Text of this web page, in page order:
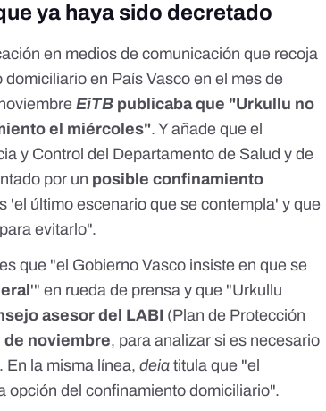
ya haya sido decretado
en medios de comunicación que recoja
en País Vasco en el mes de
EiTB publicaba que "Urkullu no
el miércoles". Y añade que el
y Control del Departamento de Salud y de
por un posible confinamiento
'el último escenario que se contempla' y que
evitarlo".
que "el Gobierno Vasco insiste en que se
'" en rueda de prensa y que "Urkullu
asesor del LABI (Plan de Protección
de noviembre, para analizar si es necesario
En la misma línea,deia titula que "el
opción del confinamiento domiciliario".